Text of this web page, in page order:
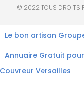
© 2022 TOUS DROITS
Le bon artisan
Annuaire Gratuit
Couvreur Versailles